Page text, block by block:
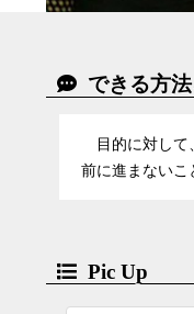
できる方
目的に対して
前に進まないこ
Pic Up